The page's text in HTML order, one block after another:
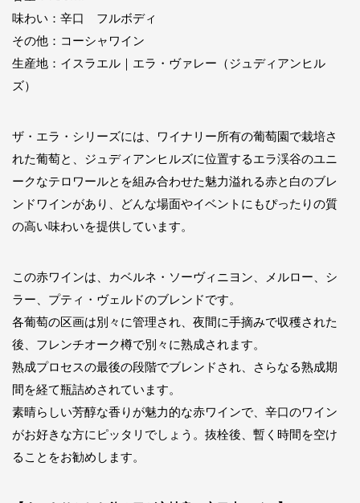
味わい：辛口 フルボディ
その他：コーシャワイン
生産地：イスラエル｜エラ・ヴァレー（ジュディアンヒル
ズ）
ザ・エラ・シリーズには、ワイナリー所有の葡萄園で栽培さ
れた葡萄と、ジュディアンヒルズに位置するエラ渓谷のユニ
ークなテロワールとを組み合わせた魅力溢れる赤と白のブレ
ンドワインがあり、どんな場面やイベントにもぴったりの質
の高い味わいを提供しています。
この赤ワインは、カベルネ・ソーヴィニヨン、メルロー、シ
ラー、プティ・ヴェルドのブレンドです。
各葡萄の区画は別々に管理され、夜間に手摘みで収穫された
後、フレンチオーク樽で別々に熟成されます。
熟成プロセスの最後の段階でブレンドされ、さらなる熟成期
間を経て瓶詰めされています。
素晴らしい芳醇な香りが魅力的な赤ワインで、辛口のワイン
がお好きな方にピッタリでしょう。抜栓後、暫く時間を空け
ることをお勧めします。